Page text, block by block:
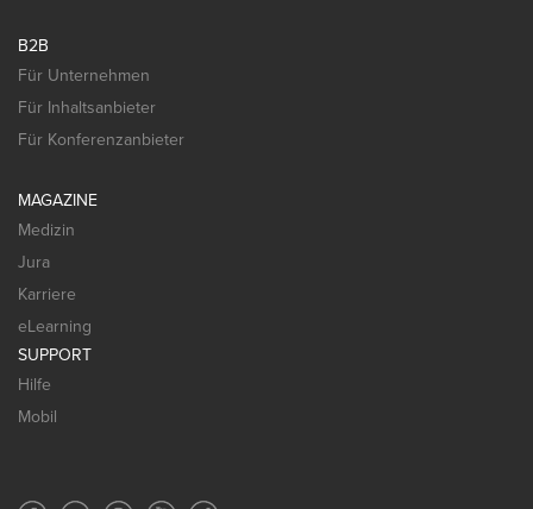
B2B
Für Unternehmen
Für Inhaltsanbieter
Für Konferenzanbieter
MAGAZINE
Medizin
Jura
Karriere
eLearning
SUPPORT
Hilfe
Mobil